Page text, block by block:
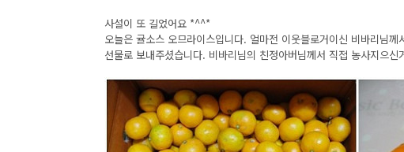
사설이 또 길었어요 *^^*
오늘은 귤소스 오므라이스입니다. 얼마전 이웃블로거이신 비바리님
선물로 보내주셨습니다. 비바리님의 친정아버님께서 직접 농사지으